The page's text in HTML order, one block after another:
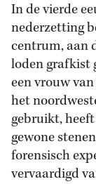
In de vierde
nederzetting
centrum, aan
loden grafkist
een vrouw
het
gebruikt,
gewone
forensisch
vervaardigd